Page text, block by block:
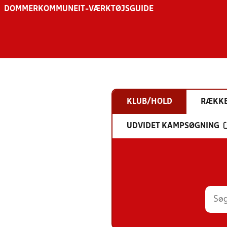
DOMMER KOMMUNE IT-VÆRKTØJSGUIDE
KLUB/HOLD
UDVIDET KAMPSØGNING